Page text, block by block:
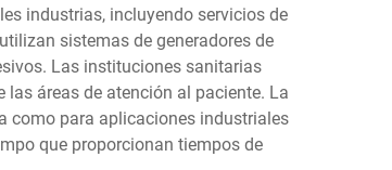
industrias, incluyendo servicios de
sistemas de generadores de
Las instituciones sanitarias
áreas de atención al paciente. La
como para aplicaciones industriales
que proporcionan tiempos de